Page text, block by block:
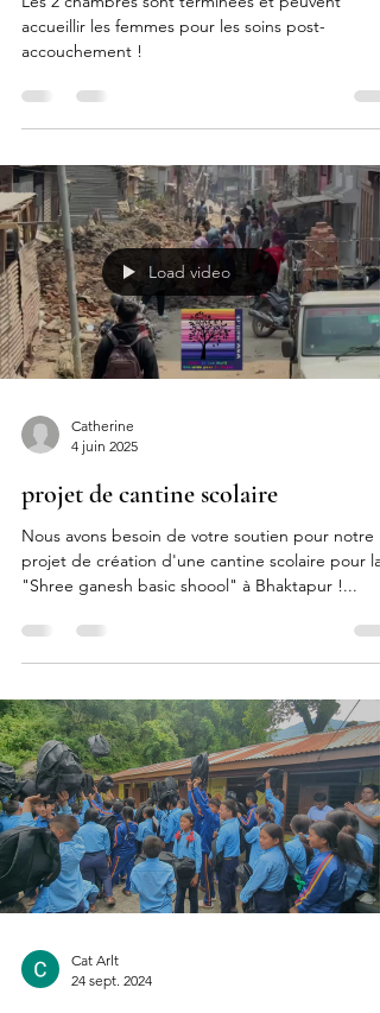
annexe dispenSaIRE LAPU
Les 2 chambres sont terminées et peuvent
accouchement !
Load video
Catherine
4 juin 2025
projet de cantine scolaire
Nous avons besoin de votre soutien pour notre
"Shree ganesh basic shoool" à Bhaktapur !...